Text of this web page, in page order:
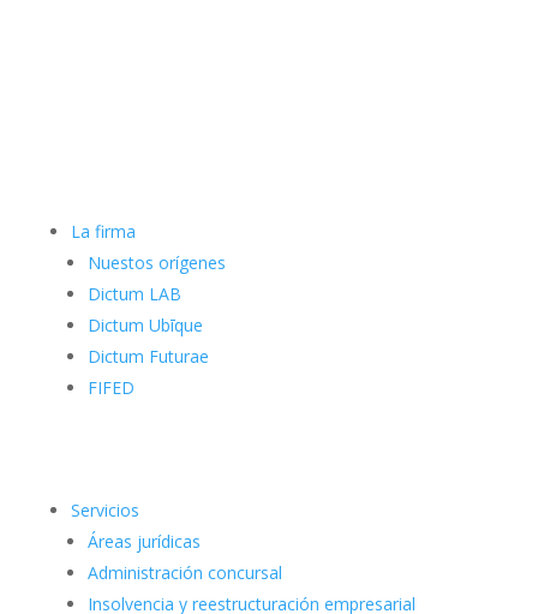
La firma
Nuestos orígenes
Dictum LAB
Dictum Ubīque
Dictum Futurae
FIFED
Servicios
Áreas jurídicas
Administración concursal
Insolvencia y reestructuración empresarial